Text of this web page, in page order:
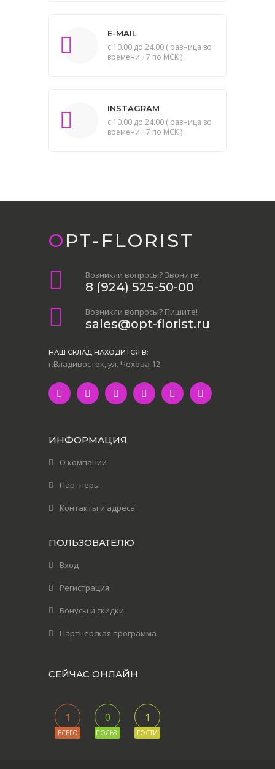
E-MAIL
с 10.00 до 24.00 ( разница во
времени +7 по МСК )
INSTAGRAM
с 10.00 до 24.00 ( разница во
времени +7 по МСК )
OPT-FLORIST
Возникли вопросы? Звоните!
8 (924) 525-50-00
Возникли вопросы? Пишите!
sales@opt-florist.ru
НАШ СКЛАД НАХОДИТСЯ В:
г.Владивосток, ул. Чехова 12
ИНФОРМАЦИЯ
О компании
Партнеры
Контакты и адреса
ПОЛЬЗОВАТЕЛЮ
Вход
Регистрация
Бонусы и скидки
Партнерская программа
СЕЙЧАС ОНЛАЙН
1
ВСЕГО
0
ПОЛЬЗ.
1
ГОСТИ